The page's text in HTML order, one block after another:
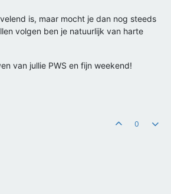
is, maar mocht je dan nog steeds
volgen ben je natuurlijk van harte
van jullie PWS en fijn weekend!
0